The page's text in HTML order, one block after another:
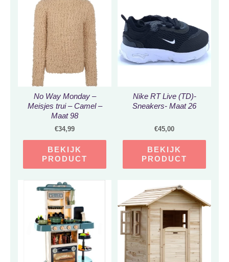
No Way Monday –
Meisjes trui – Camel –
Maat 98
€34,99
BEKIJK
PRODUCT
Nike RT Live (TD)-
Sneakers- Maat 26
€45,00
BEKIJK
PRODUCT